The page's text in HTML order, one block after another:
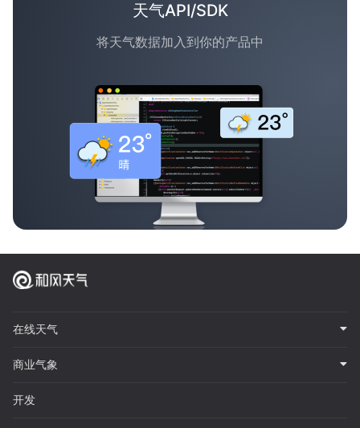
天气API/SDK
将天气数据加入到你的产品中
在线天气
商业气象
开发